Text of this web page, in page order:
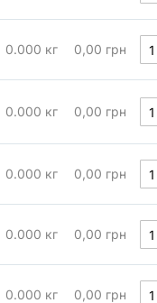
0.000 кг 0,00 грн
0.000 кг 0,00 грн
0.000 кг 0,00 грн
0.000 кг 0,00 грн
0.000 кг 0,00 грн